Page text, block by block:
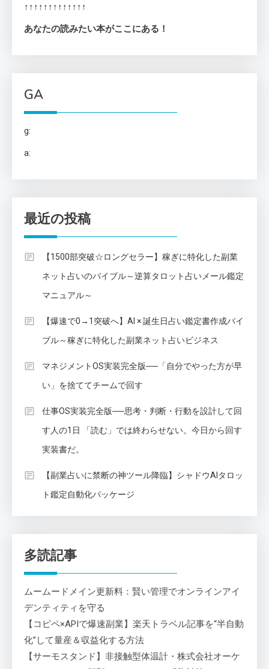
↑↑↑↑↑↑↑↑↑↑↑↑↑
あなたの読みたい本がここにある！
GA
g:
a:
最近の投稿
【1500部突破☆ロングセラー】稼ぎに特化した副業
ネット占いのバイブル～逆算タロット占いメール鑑定
マニュアル～
【爆速で0→1突破へ】AI × 誕生日占い鑑定書作成バイ
ブル～稼ぎに特化した副業ネット占いビジネス
マネジメントOS実装完全版──「自分でやった方が早
い」を捨ててチームで回す
仕事OS実装完全版──思考・判断・行動を設計して回
す人の1日 「読む」では終わらせない。今日から回す
実装書だ。
【副業占いに禁断の神ツール降臨】シャドウAIタロッ
ト鑑定自動化パッケージ
多読記事
ムームードメイン更新料：賢い管理でオンラインアイ
デンティティを守る
【コピペ×APIで爆速副業】楽天トラベル記事を“半自動
化”して量産＆収益化する方法
【サーモスタンド】非接触型体温計・株式会社オーケ